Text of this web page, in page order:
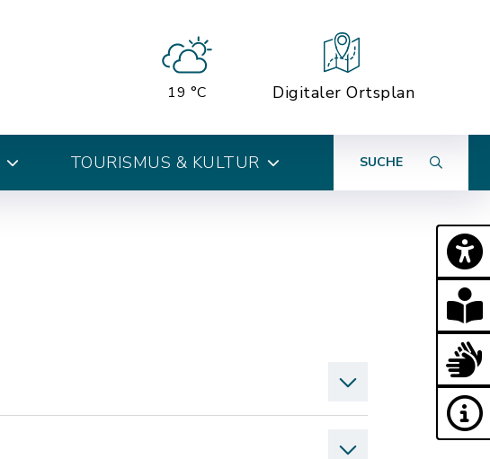
19 °C Digitaler Ortsplan
TOURISMUS & KULTUR SUCHE